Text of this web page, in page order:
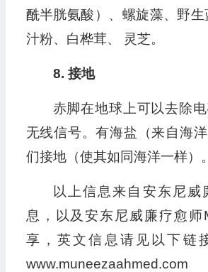
酰半胱氨酸）、螺旋藻、野
汁粉、白桦茸、 灵芝。
8. 接地
赤脚在地球上可以去除
无线信号。有海盐（来自海
们接地（使其如同海洋一样）。
以上信息来自安东尼威
息，以及安东尼威廉疗愈师
享，英文信息请见以下链
www.muneezaahmed.com